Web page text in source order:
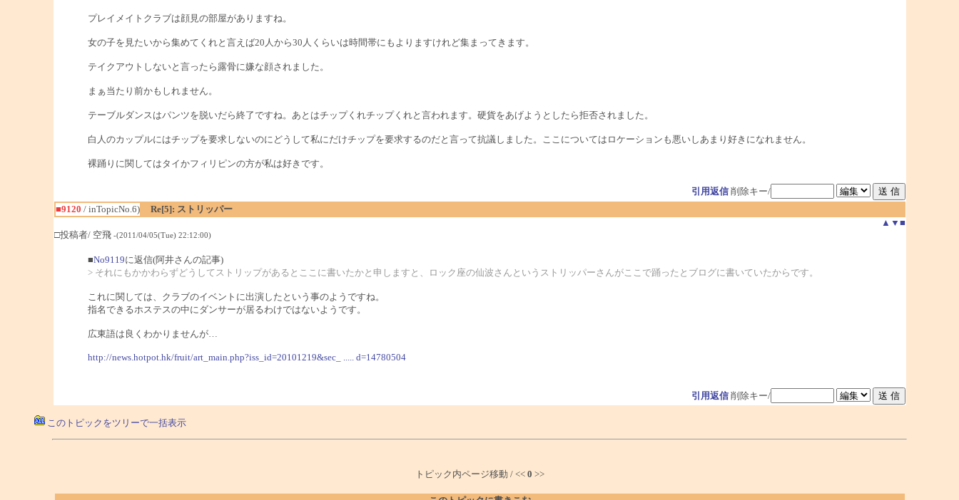
プレイメイトクラブは顔見の部屋がありますね。
女の子を見たいから集めてくれと言えば20人から30人くらいは時間帯にもよりますけれど集まってきます。
テイクアウトしないと言ったら露骨に嫌な顔されました。
まぁ当たり前かもしれません。
テーブルダンスはパンツを脱いだら終了ですね。あとはチップくれチップくれと言われます。硬貨をあげようとしたら拒否されました。
白人のカップルにはチップを要求しないのにどうして私にだけチップを要求するのだと言って抗議しました。ここについてはロケーションも悪いしあまり好きになれません。
裸踊りに関してはタイかフィリピンの方が私は好きです。
引用返信 削除キー/
■9120 / inTopicNo.6)
Re[5]: ストリッパー
▲ ▼ ■
□投稿者/ 空飛 -(2011/04/05(Tue) 22:12:00)
■No9119に返信(阿井さんの記事)
> それにもかかわらずどうしてストリップがあるとここに書いたかと申しますと、ロック座の仙波さんというストリッパーさんがここで踊ったとブログに書いていたからです。
これに関しては、クラブのイベントに出演したという事のようですね。
指名できるホステスの中にダンサーが居るわけではないようです。
広東語は良くわかりませんが…
http://news.hotpot.hk/fruit/art_main.php?iss_id=20101219&sec_ ..... d=14780504
引用返信 削除キー/
このトピックをツリーで一括表示
トピック内ページ移動 / << 0 >>